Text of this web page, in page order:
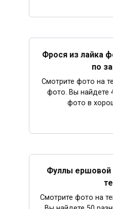
Фрося из лайка
по
Смотрите фото на
фото. Вы найдете
фото в
Фуллы ершовой
Смотрите фото на